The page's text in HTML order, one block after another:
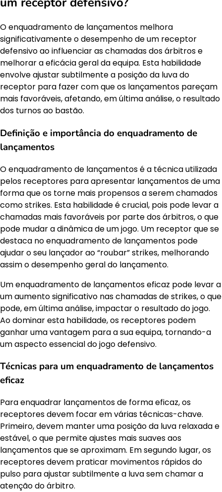
O enquadramento de lançamentos melhora
significativamente o desempenho de um receptor
defensivo ao influenciar as chamadas dos árbitros e
melhorar a eficácia geral da equipa. Esta habilidade
envolve ajustar subtilmente a posição da luva do
receptor para fazer com que os lançamentos pareçam
mais favoráveis, afetando, em última análise, o resultado
dos turnos ao bastão.
Definição e importância do enquadramento de
lançamentos
O enquadramento de lançamentos é a técnica utilizada
pelos receptores para apresentar lançamentos de uma
forma que os torne mais propensos a serem chamados
como strikes. Esta habilidade é crucial, pois pode levar a
chamadas mais favoráveis por parte dos árbitros, o que
pode mudar a dinâmica de um jogo. Um receptor que se
destaca no enquadramento de lançamentos pode
ajudar o seu lançador ao “roubar” strikes, melhorando
assim o desempenho geral do lançamento.
Um enquadramento de lançamentos eficaz pode levar a
um aumento significativo nas chamadas de strikes, o que
pode, em última análise, impactar o resultado do jogo.
Ao dominar esta habilidade, os receptores podem
ganhar uma vantagem para a sua equipa, tornando-a
um aspecto essencial do jogo defensivo.
Técnicas para um enquadramento de lançamentos
eficaz
Para enquadrar lançamentos de forma eficaz, os
receptores devem focar em várias técnicas-chave.
Primeiro, devem manter uma posição da luva relaxada e
estável, o que permite ajustes mais suaves aos
lançamentos que se aproximam. Em segundo lugar, os
receptores devem praticar movimentos rápidos do
pulso para ajustar subtilmente a luva sem chamar a
atenção do árbitro.